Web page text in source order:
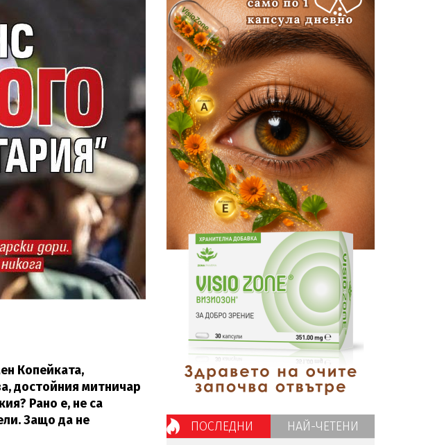
Копейката,
достойния митничар
Рано е, не са
Защо да не
ПОСЛЕДНИ НАЙ-ЧЕТЕНИ